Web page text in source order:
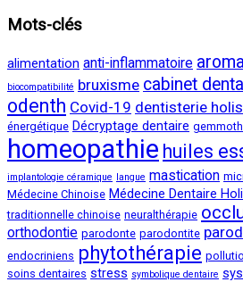
Mots-clés
alimentation anti-inflammatoire
biocompatibilité bruxisme cabinet
odenth Covid-19 dentisterie
énergétique Décryptage dentaire
homeopathie huiles
implantologie céramique langue mastication
Médecine Chinoise Médecine Dentaire
traditionnelle chinoise neuralthérapie
orthodontie parodonte parodontite
endocriniens phytothérapie
soins dentaires stress symbolique dentaire